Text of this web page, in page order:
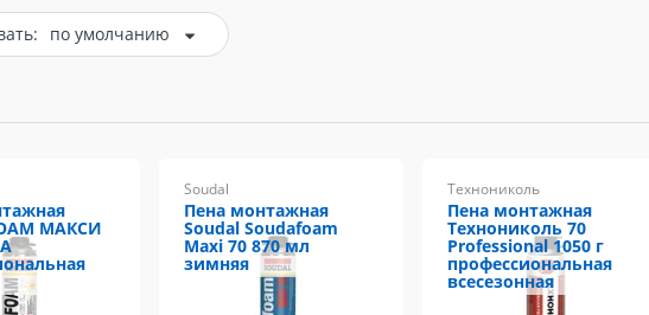
по умолчанию
МАКСИ
Soudal
Пена монтажная
Soudal Soudafoam
Maxi 70 870 мл
зимняя
Технониколь
Пена монтажная
Технониколь 70
Professional 1050 г
профессиональная
всесезонная